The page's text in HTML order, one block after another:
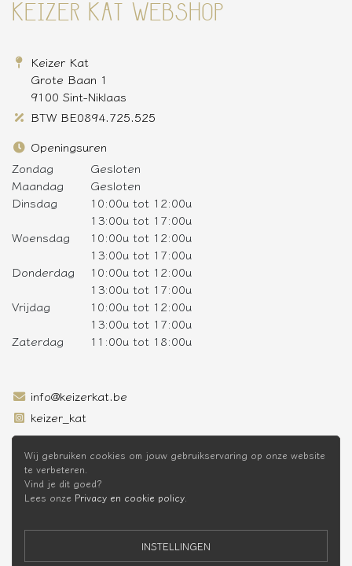
KEIZER KAT WEBSHOP
Keizer Kat
Grote Baan 1
9100 Sint-Niklaas
BTW BE0894.725.525
Openingsuren
Zondag
Gesloten
Maandag
Gesloten
Dinsdag
10:00u tot 12:00u
13:00u tot 17:00u
Woensdag
10:00u tot 12:00u
13:00u tot 17:00u
Donderdag
10:00u tot 12:00u
13:00u tot 17:00u
Vrijdag
10:00u tot 12:00u
13:00u tot 17:00u
Zaterdag
11:00u tot 18:00u
info@keizerkat.be
keizer_kat
SCHRIJF JE IN OP DE NIEUWSBRIEF
* Niet cumuleerbaar met andere kortingen
Wij gebruiken cookies om jouw gebruikservaring op onze website
te verbeteren.
Vind je dit goed?
Lees onze Privacy en cookie policy.
INSTELLINGEN